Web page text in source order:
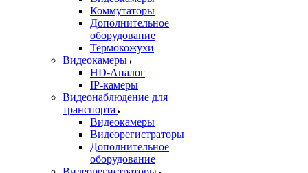
Коммутаторы
Дополнительное
оборудование
Термокожухи
Видеокамеры
HD-Аналог
IP-камеры
Видеонаблюдение для
транспорта
Видеокамеры
Видеорегистраторы
Дополнительное
оборудование